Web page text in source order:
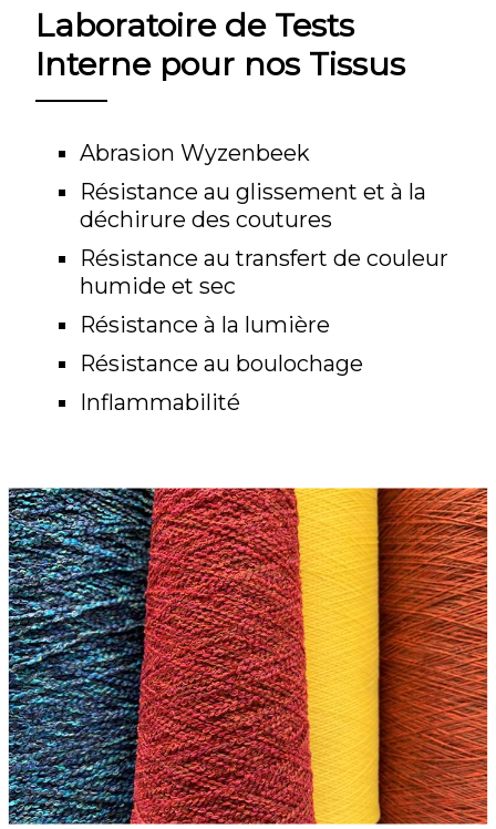
Laboratoire de Tests
Interne pour nos Tissus
Abrasion Wyzenbeek
Résistance au glissement et à la
déchirure des coutures
Résistance au transfert de couleur
humide et sec
Résistance à la lumière
Résistance au boulochage
Inflammabilité